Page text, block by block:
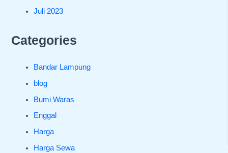
Juli 2023
Categories
Bandar Lampung
blog
Bumi Waras
Enggal
Harga
Harga Sewa